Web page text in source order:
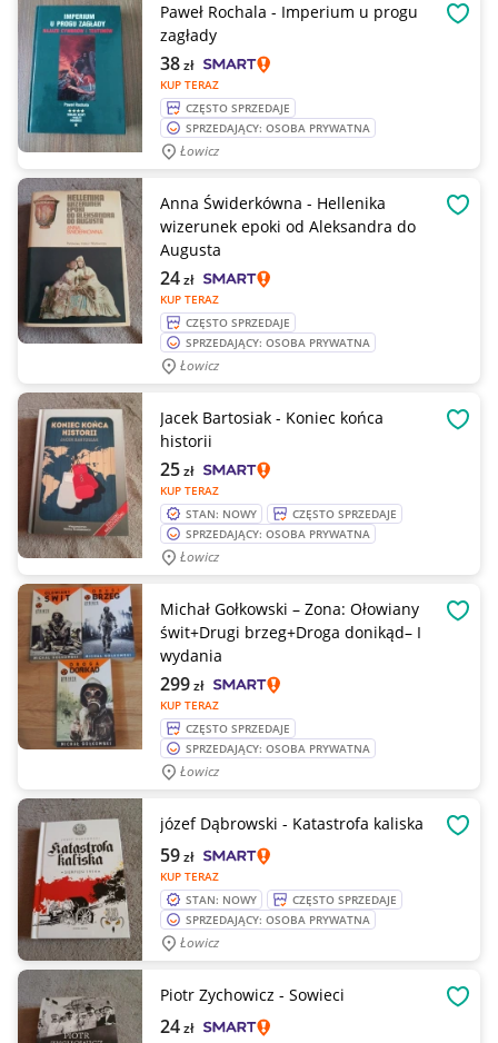
Paweł Rochala - Imperium u progu
zagłady
KUP TERAZ
38zł
CZĘSTO SPRZEDAJE
SPRZEDAJĄCY: OSOBA PRYWATNA
Łowicz
Anna Świderkówna - Hellenika
wizerunek epoki od Aleksandra do
Augusta
KUP TERAZ
24zł
CZĘSTO SPRZEDAJE
SPRZEDAJĄCY: OSOBA PRYWATNA
Łowicz
Jacek Bartosiak - Koniec końca
historii
KUP TERAZ
25zł
STAN: NOWY
CZĘSTO SPRZEDAJE
SPRZEDAJĄCY: OSOBA PRYWATNA
Łowicz
Michał Gołkowski – Zona: Ołowiany
świt+Drugi brzeg+Droga donikąd– I
wydania
KUP TERAZ
299zł
CZĘSTO SPRZEDAJE
SPRZEDAJĄCY: OSOBA PRYWATNA
Łowicz
józef Dąbrowski - Katastrofa kaliska
KUP TERAZ
59zł
STAN: NOWY
CZĘSTO SPRZEDAJE
SPRZEDAJĄCY: OSOBA PRYWATNA
Łowicz
Piotr Zychowicz - Sowieci
24zł